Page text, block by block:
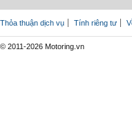
Thỏa thuận dịch vụ Tính riêng tư
© 2011-2026 Motoring.vn